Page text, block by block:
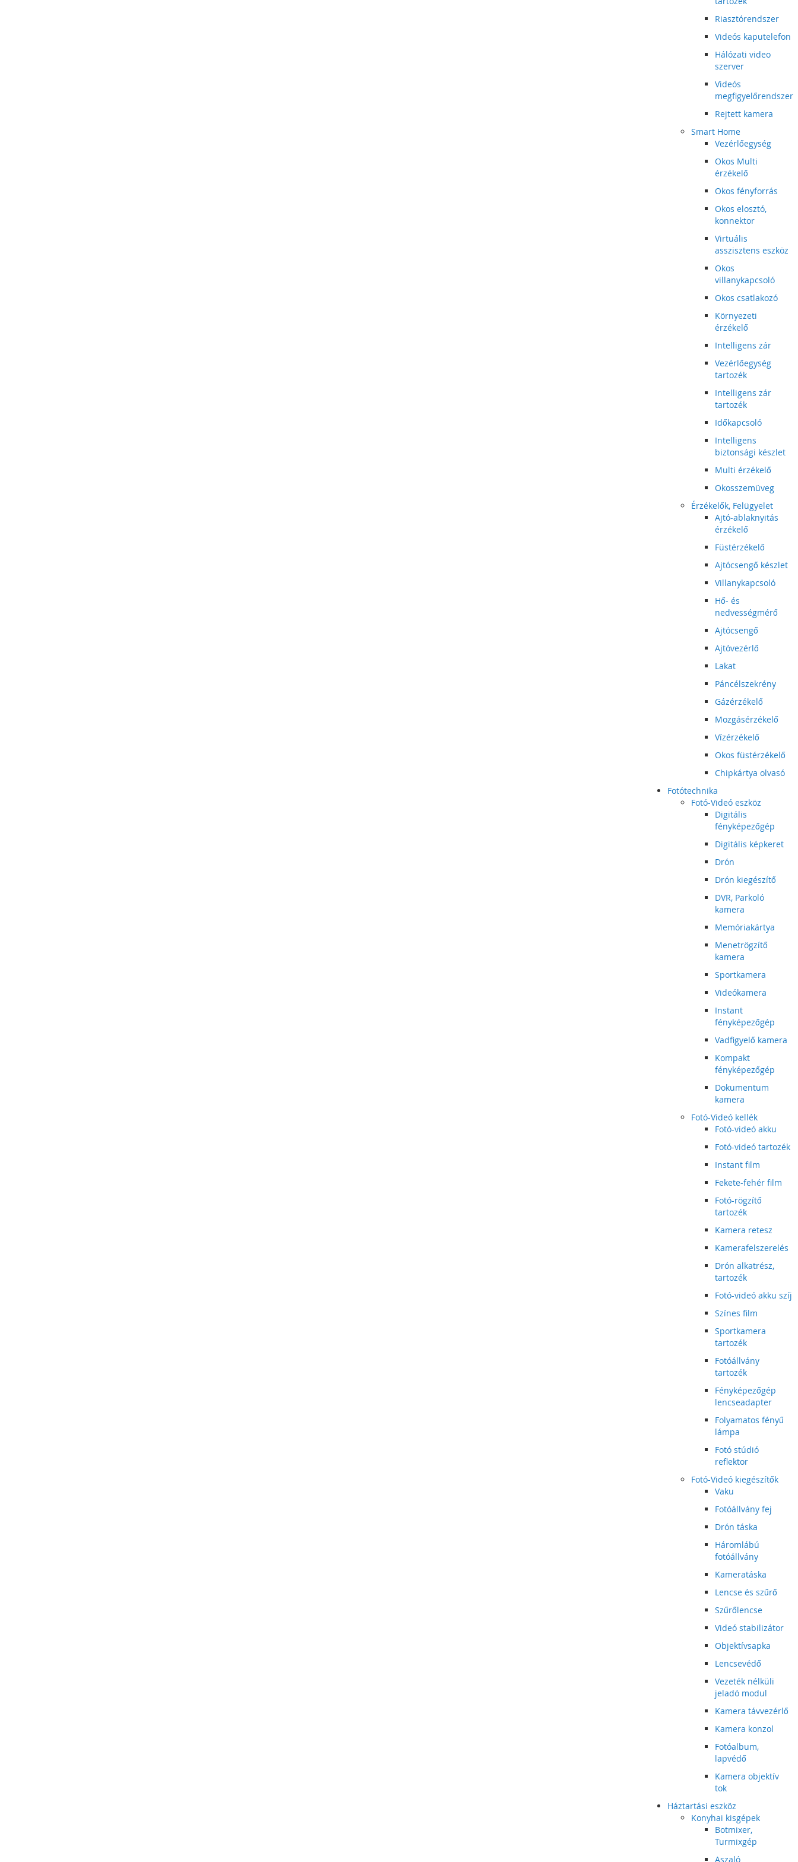
Riasztórendszer
Videós kaputelefon
Hálózati video
szerver
Videós
megfigyelőrendszer
Rejtett kamera
Smart Home
Vezérlőegység
Okos Multi
érzékelő
Okos fényforrás
Okos elosztó,
konnektor
Virtuális
asszisztens eszköz
Okos
villanykapcsoló
Okos csatlakozó
Környezeti
érzékelő
Intelligens zár
Vezérlőegység
tartozék
Intelligens zár
tartozék
Időkapcsoló
Intelligens
biztonsági készlet
Multi érzékelő
Okosszemüveg
Érzékelők, Felügyelet
Ajtó-ablaknyitás
érzékelő
Füstérzékelő
Ajtócsengő készlet
Villanykapcsoló
Hő- és
nedvességmérő
Ajtócsengő
Ajtóvezérlő
Lakat
Páncélszekrény
Gázérzékelő
Mozgásérzékelő
Vízérzékelő
Okos füstérzékelő
Chipkártya olvasó
Fotótechnika
Fotó-Videó eszköz
Digitális
fényképezőgép
Digitális képkeret
Drón
Drón kiegészítő
DVR, Parkoló
kamera
Memóriakártya
Menetrögzítő
kamera
Sportkamera
Videókamera
Instant
fényképezőgép
Vadfigyelő kamera
Kompakt
fényképezőgép
Dokumentum
kamera
Fotó-Videó kellék
Fotó-videó akku
Fotó-videó tartozék
Instant film
Fekete-fehér film
Fotó-rögzítő
tartozék
Kamera retesz
Kamerafelszerelés
Drón alkatrész,
tartozék
Fotó-videó akku szíj
Színes film
Sportkamera
tartozék
Fotóállvány
tartozék
Fényképezőgép
lencseadapter
Folyamatos fényű
lámpa
Fotó stúdió
reflektor
Fotó-Videó kiegészítők
Vaku
Fotóállvány fej
Drón táska
Háromlábú
fotóállvány
Kameratáska
Lencse és szűrő
Szűrőlencse
Videó stabilizátor
Objektívsapka
Lencsevédő
Vezeték nélküli
jeladó modul
Kamera távvezérlő
Kamera konzol
Fotóalbum,
lapvédő
Kamera objektív
tok
Háztartási eszköz
Konyhai kisgépek
Botmixer,
Turmixgép
Aszaló